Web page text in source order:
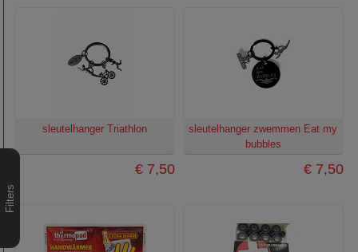
Filters
sleutelhanger Triathlon
€ 7,50
sleutelhanger zwemmen Eat my
bubbles
€ 7,50